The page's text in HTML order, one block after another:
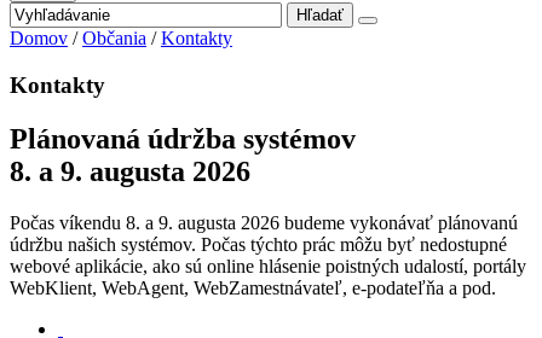
Hľadať
Domov / Občania / Kontakty
Kontakty
Plánovaná údržba systémov
8. a 9. augusta 2026
Počas víkendu 8. a 9. augusta 2026 budeme vykonávať plánovanú
údržbu našich systémov. Počas týchto prác môžu byť nedostupné
webové aplikácie, ako sú online hlásenie poistných udalostí, portály
WebKlient, WebAgent, WebZamestnávateľ, e-podateľňa a pod.